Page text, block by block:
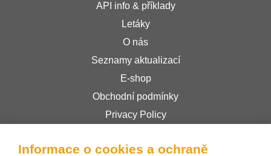
API info & příklady
Letáky
O nás
Seznamy aktualizací
E-shop
Obchodní podmínky
Privacy Policy
Bee Interactive s.r.o.
Informace o cookies a ochraně